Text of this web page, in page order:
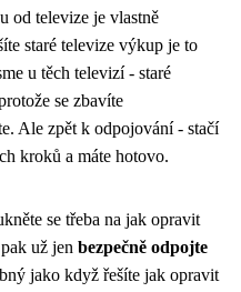
od televize je vlastně
staré televize výkup je to
u těch televizí - staré
se zbavíte
Ale zpět k odpojování - stačí
kroků a máte hotovo.
se třeba na jak opravit
už jen bezpečně odpojte
jako když řešíte jak opravit